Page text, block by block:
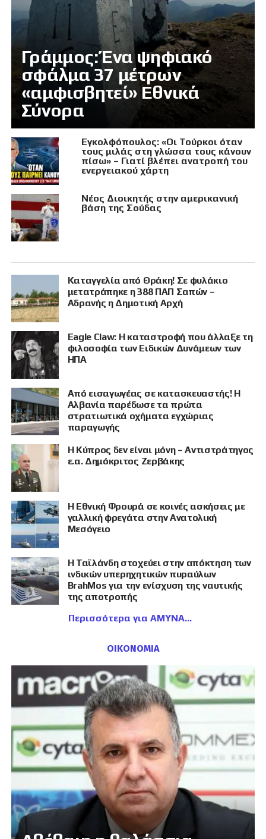
Γράμμος: Ένα ψηφιακό
σφάλμα 37 μέτρων
«αμφισβητεί» Εθνικά
Σύνορα
Εγκολφόπουλος: «Οι Τούρκοι όταν
τους μιλάς στη γλώσσα τους κάνουν
πίσω» – Γιατί βλέπει ανατροπή του
ενεργειακού χάρτη
Νέος Διοικητής στην αμερικανική
βάση της Σούδας
Καταγγελία από Θράκη! Σε φυλάκιο
μετατράπηκε η 388 ΠΑΠ Σαπών –
Αδρανής η Δημοτική Αρχή
Eagle Claw: Η καταστροφή που άλλαξε τη
φιλοσοφία των Ειδικών Δυνάμεων των
ΗΠΑ
Από εισαγωγέας σε κατασκευαστής! Η
Αλβανία παρέδωσε τα πρώτα
στρατιωτικά οχήματα εγχώριας
παραγωγής
Η Κύπρος δεν είναι μόνη – Αντιστράτηγος
ε.α. Δημόκριτος Ζερβάκης
Η Εθνική Φρουρά σε κοινές ασκήσεις με
γαλλική φρεγάτα στην Ανατολική
Μεσόγειο
Η Ταϊλάνδη στοχεύει στην απόκτηση των
ινδικών υπερηχητικών πυραύλων
BrahMos για την ενίσχυση της ναυτικής
της αποτροπής
Περισσότερα για ΑΜΥΝΑ
ΟΙΚΟΝΟΜΙΑ